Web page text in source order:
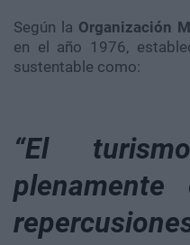
Según la Organización
en el año 1976,
sustentable como:
“El